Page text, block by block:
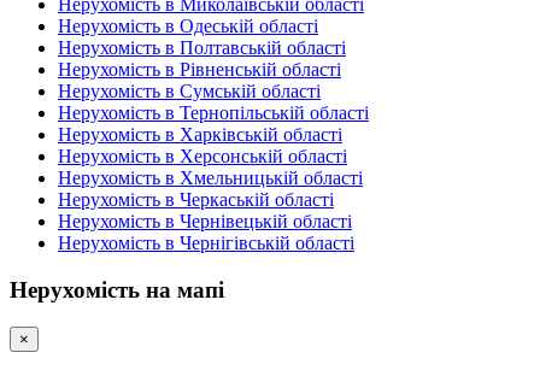
Нерухомість в Миколаївській області
Нерухомість в Одеській області
Нерухомість в Полтавській області
Нерухомість в Рівненській області
Нерухомість в Сумській області
Нерухомість в Тернопільській області
Нерухомість в Харківській області
Нерухомість в Херсонській області
Нерухомість в Хмельницькій області
Нерухомість в Черкаській області
Нерухомість в Чернівецькій області
Нерухомість в Чернігівській області
Нерухомість на мапі
×